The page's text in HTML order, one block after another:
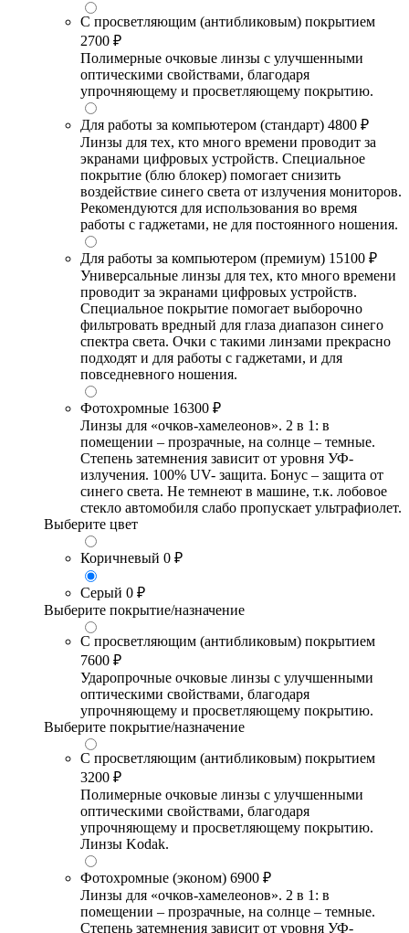
С просветляющим (антибликовым) покрытием
2700 ₽
Полимерные очковые линзы с улучшенными
оптическими свойствами, благодаря
упрочняющему и просветляющему покрытию.
Для работы за компьютером (стандарт) 4800 ₽
Линзы для тех, кто много времени проводит за
экранами цифровых устройств. Специальное
покрытие (блю блокер) помогает снизить
воздействие синего света от излучения мониторов.
Рекомендуются для использования во время
работы с гаджетами, не для постоянного ношения.
Для работы за компьютером (премиум) 15100 ₽
Универсальные линзы для тех, кто много времени
проводит за экранами цифровых устройств.
Специальное покрытие помогает выборочно
фильтровать вредный для глаза диапазон синего
спектра света. Очки с такими линзами прекрасно
подходят и для работы с гаджетами, и для
повседневного ношения.
Фотохромные 16300 ₽
Линзы для «очков-хамелеонов». 2 в 1: в
помещении – прозрачные, на солнце – темные.
Степень затемнения зависит от уровня УФ-
излучения. 100% UV- защита. Бонус – защита от
синего света. Не темнеют в машине, т.к. лобовое
стекло автомобиля слабо пропускает ультрафиолет.
Выберите цвет
Коричневый 0 ₽
Серый 0 ₽
Выберите покрытие/назначение
С просветляющим (антибликовым) покрытием
7600 ₽
Ударопрочные очковые линзы с улучшенными
оптическими свойствами, благодаря
упрочняющему и просветляющему покрытию.
Выберите покрытие/назначение
С просветляющим (антибликовым) покрытием
3200 ₽
Полимерные очковые линзы с улучшенными
оптическими свойствами, благодаря
упрочняющему и просветляющему покрытию.
Линзы Kodak.
Фотохромные (эконом) 6900 ₽
Линзы для «очков-хамелеонов». 2 в 1: в
помещении – прозрачные, на солнце – темные.
Степень затемнения зависит от уровня УФ-